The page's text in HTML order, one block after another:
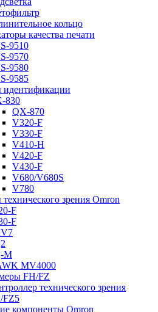
кольцо
качества печати
9510
9570
9580
9585
идентификации
830
QX-870
V320-F
V330-F
V410-H
V420-F
V430-F
V680/V680S
V780
зрения Omron
F
F
M
MV4000
FH/FZ
технического зрения
FZ5
компоненты Omron